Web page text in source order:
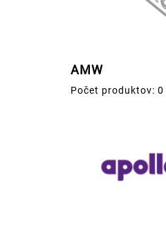
AMW
Počet produktov: 0